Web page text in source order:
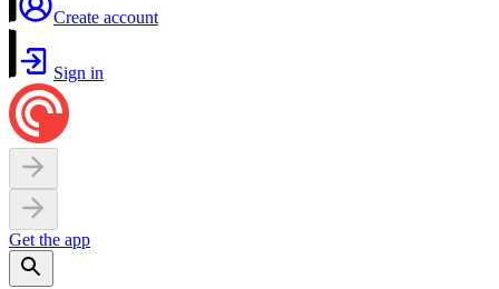
Create account
Sign in
Get the app